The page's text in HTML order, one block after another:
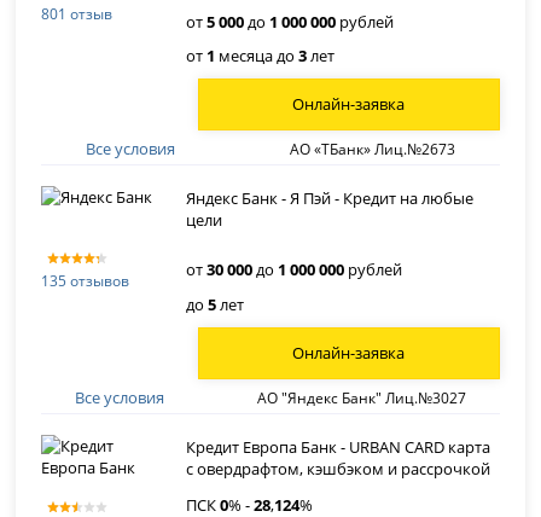
801 отзыв
от5 000до 1 000 000 рублей
от 1 месяца до3лет
Все условия АО «ТБанк» Лиц.№2673
Онлайн-заявка
135 отзывов
Яндекс Банк - Я Пэй - Кредит на любые
цели
от30 000до 1 000 000 рублей
до5 лет
Все условия АО "Яндекс Банк" Лиц.№3027
Онлайн-заявка
Кредит Европа Банк - URBAN CARD карта
с овердрафтом, кэшбэком и рассрочкой
ПСК0% -28,124%